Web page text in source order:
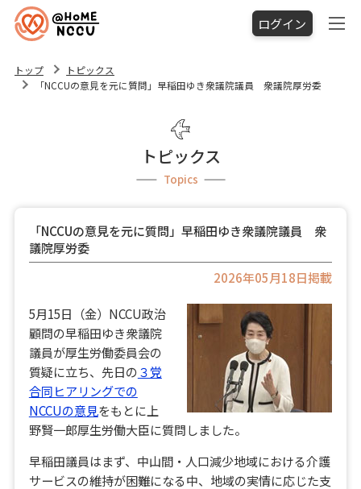
ログイン
トップ
トピックス
「NCCUの意見を元に質問」早稲田ゆき衆議院議員 衆議院厚労委
トピックス
Topics
「NCCUの意見を元に質問」早稲田ゆき衆議院議員 衆
議院厚労委
2026年05月18日掲載
5月15日（金）NCCU政治
顧問の早稲田ゆき衆議院
議員が厚生労働委員会の
質疑に立ち、先日の３党
合同ヒアリングでの
NCCUの意見をもとに上
野賢一郎厚生労働大臣に質問しました。
早稲田議員はまず、中山間・人口減少地域における介護
サービスの維持が困難になる中、地域の実情に応じた支